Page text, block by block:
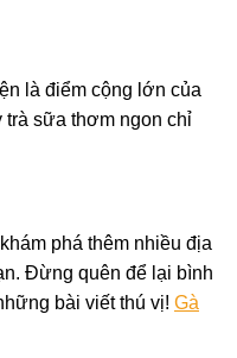
là điểm cộng lớn của
trà sữa thơm ngon chỉ
phá thêm nhiều địa
Đừng quên để lại bình
bài viết thú vị! Gà